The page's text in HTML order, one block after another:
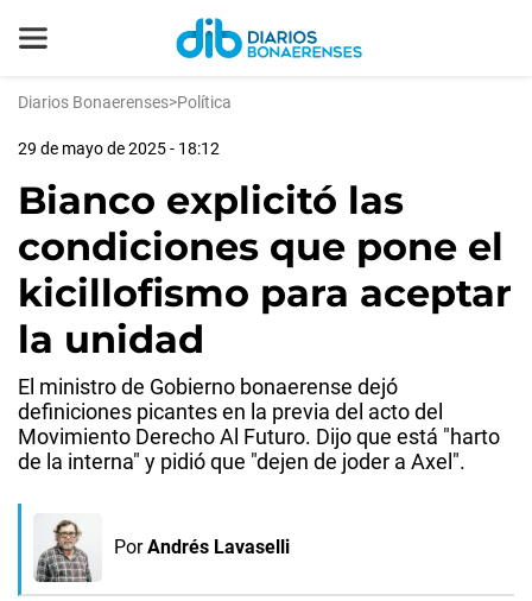
Diarios Bonaerenses>Política
29 de mayo de 2025 - 18:12
Bianco explicitó las
condiciones que pone el
kicillofismo para aceptar
la unidad
El ministro de Gobierno bonaerense dejó
definiciones picantes en la previa del acto del
Movimiento Derecho Al Futuro. Dijo que está "harto
de la interna" y pidió que "dejen de joder a Axel".
Por Andrés Lavaselli